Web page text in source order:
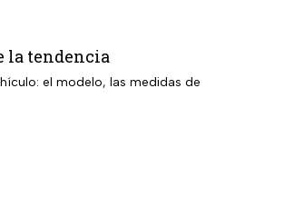
la tendencia
el modelo, las medidas de